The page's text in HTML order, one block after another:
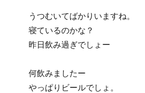
うつむいてばかりいますね。
寝ているのかな？
昨日飲み過ぎでしょー
何飲みましたー
やっぱりビールでしょ。